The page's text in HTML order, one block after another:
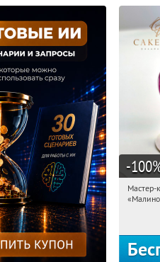
-100
Мастер-